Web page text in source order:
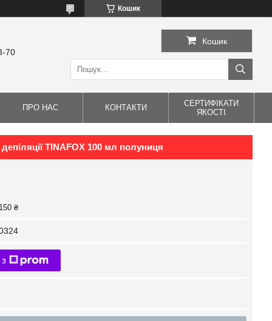
Кошик
70
Кошик
ПРО НАС КОНТАКТИ
СЕРТИФІКАТИ
ЯКОСТІ
TINAFOX 100 мл полуниця
₴